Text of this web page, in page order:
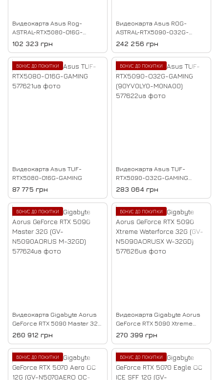
Видеокарта Asus Rog-
ASTRAL-RTX5080-O16G-
GAMING (90YV0LV0-M0NA00)
102 323 грн
Видеокарта Asus ROG-
ASTRAL-RTX5090-O32G-
Gaming
242 256 грн
БОНУС ДО ПОКУПКИ
Видеокарта Asus TUF-
RTX5080-O16G-GAMING
87 775 грн
БОНУС ДО ПОКУПКИ
Видеокарта Asus TUF-
RTX5090-O32G-GAMING
(90YV0LY0-M0NA00)
283 064 грн
БОНУС ДО ПОКУПКИ
Видеокарта Gigabyte Aorus
GeForce RTX 5090 Master 32G
(GV-N5090AORUS M-32GD)
260 912 грн
БОНУС ДО ПОКУПКИ
Видеокарта Gigabyte Aorus
GeForce RTX 5090 Xtreme
Waterforce 32G (GV-
N5090AORUSX W-32GD)
270 399 грн
БОНУС ДО ПОКУПКИ БОНУС ДО ПОКУПКИ